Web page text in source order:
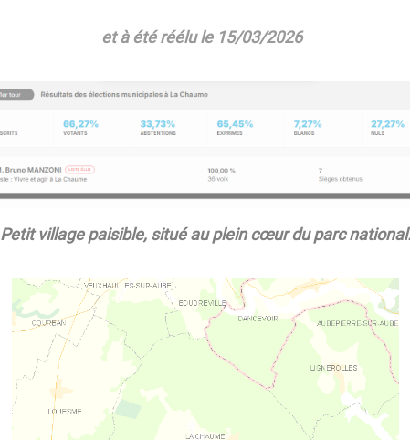
et à été réélu le 15/03/2026
Petit village paisible, situé au plein cœur du parc